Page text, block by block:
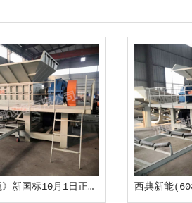
《液化石油气钢瓶》新国标10月1日正式施行！防止液化气瓶事端这些要紧记！